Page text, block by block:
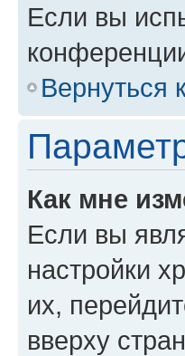
Если вы
Вернуться
Как мне
Если вы
настройки
их,
вверху